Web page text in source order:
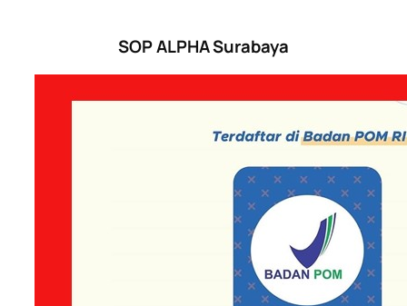
SOP ALPHA Surabaya